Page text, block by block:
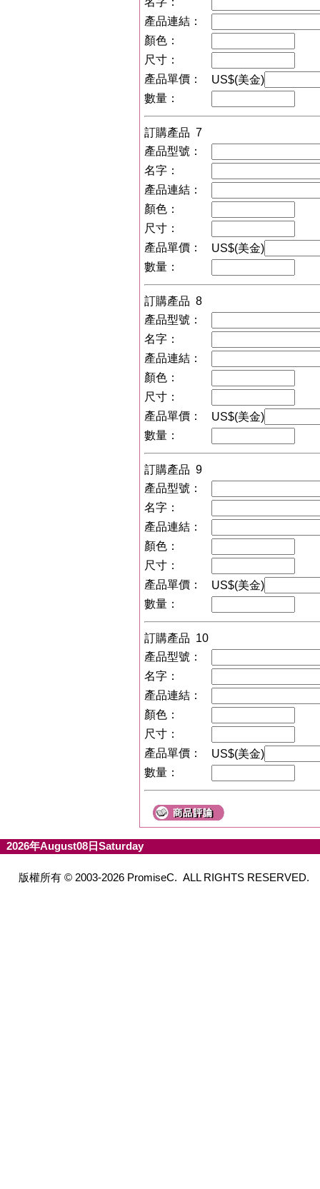
產品連結：
顏色：
尺寸：
產品單價：
US$(美金)
數量：
訂購產品 7
產品型號：
名字：
產品連結：
顏色：
尺寸：
產品單價：
US$(美金)
數量：
訂購產品 8
產品型號：
名字：
產品連結：
顏色：
尺寸：
產品單價：
US$(美金)
數量：
訂購產品 9
產品型號：
名字：
產品連結：
顏色：
尺寸：
產品單價：
US$(美金)
數量：
訂購產品 10
產品型號：
名字：
產品連結：
顏色：
尺寸：
產品單價：
US$(美金)
數量：
2026年August08日Saturday
版權所有 © 2003-2026 PromiseC. ALL RIGHTS RESERVED.